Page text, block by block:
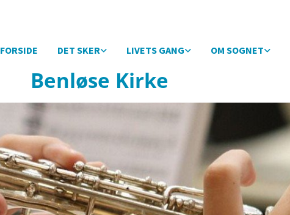
FORSIDE DET SKER LIVETS GANG OM SOGNET
Benløse Kirke